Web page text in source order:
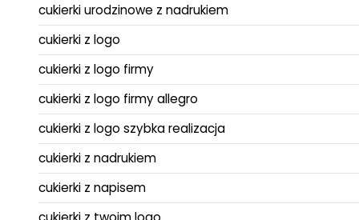
cukierki urodzinowe z nadrukiem
cukierki z logo
cukierki z logo firmy
cukierki z logo firmy allegro
cukierki z logo szybka realizacja
cukierki z nadrukiem
cukierki z napisem